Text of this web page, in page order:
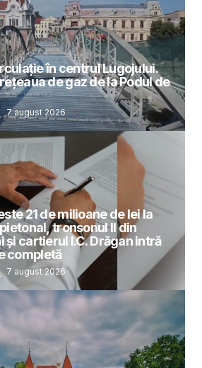
în centrul Lugojului.
de gaz de la Podul de
7 august 2026
21 de milioane de lei la
tronsonul II din
și cartierul I.C. Drăgan intră
completă
7 august 2026